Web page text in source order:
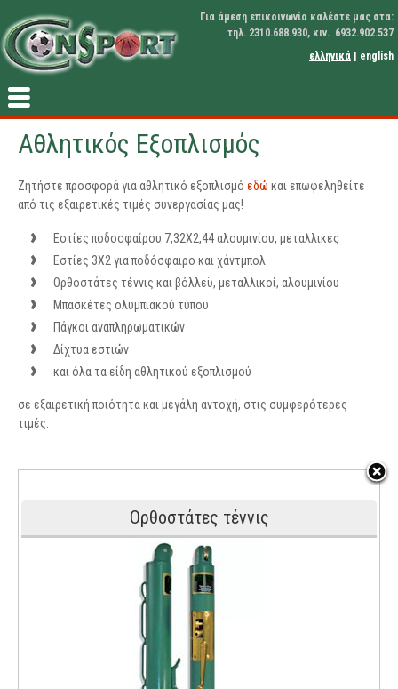
Για άμεση επικοινωνία καλέστε μας στα:
τηλ. 2310.688.930, κιν. 6932.902.537
ελληνικά
english
Αθλητικός Εξοπλισμός
Ζητήστε προσφορά για αθλητικό εξοπλισμό εδώ και επωφεληθείτε
από τις εξαιρετικές τιμές συνεργασίας μας!
Εστίες ποδοσφαίρου 7,32Χ2,44 αλουμινίου, μεταλλικές
Εστίες 3Χ2 για ποδόσφαιρο και χάντμπολ
Ορθοστάτες τέννις και βόλλεϋ, μεταλλικοί, αλουμινίου
Μπασκέτες ολυμπιακού τύπου
Πάγκοι αναπληρωματικών
Δίχτυα εστιών
και όλα τα είδη αθλητικού εξοπλισμού
σε εξαιρετική ποιότητα και μεγάλη αντοχή, στις συμφερότερες
τιμές.
Ορθοστάτες τέννις